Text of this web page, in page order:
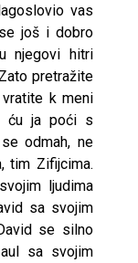
vas
još i dobro
njegovi hitri
pretražite
k meni
ću ja poći s
odmah, ne
tim Zifijcima.
ljudima
sa svojim
se silno
sa svojim